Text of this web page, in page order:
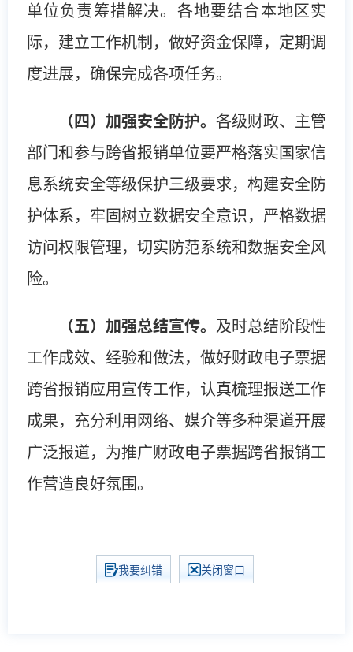
单位负责筹措解决。各地要结合本地区实
际，建立工作机制，做好资金保障，定期调
度进展，确保完成各项任务。
（四）加强安全防护。各级财政、主管
部门和参与跨省报销单位要严格落实国家信
息系统安全等级保护三级要求，构建安全防
护体系，牢固树立数据安全意识，严格数据
访问权限管理，切实防范系统和数据安全风
险。
（五）加强总结宣传。 及时总结阶段性
工作成效、经验和做法，做好财政电子票据
跨省报销应用宣传工作，认真梳理报送工作
成果，充分利用网络、媒介等多种渠道开展
广泛报道，为推广财政电子票据跨省报销工
作营造良好氛围。
我要纠错 关闭窗口